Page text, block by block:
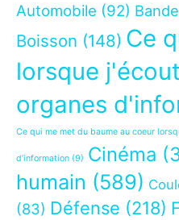
Automobile (92)
Boisson (148) Ce
lorsque
organes
Ce qui me met du baume au coeur
d’information (9) Cinéma
humain (589)
(83) Défense (218)